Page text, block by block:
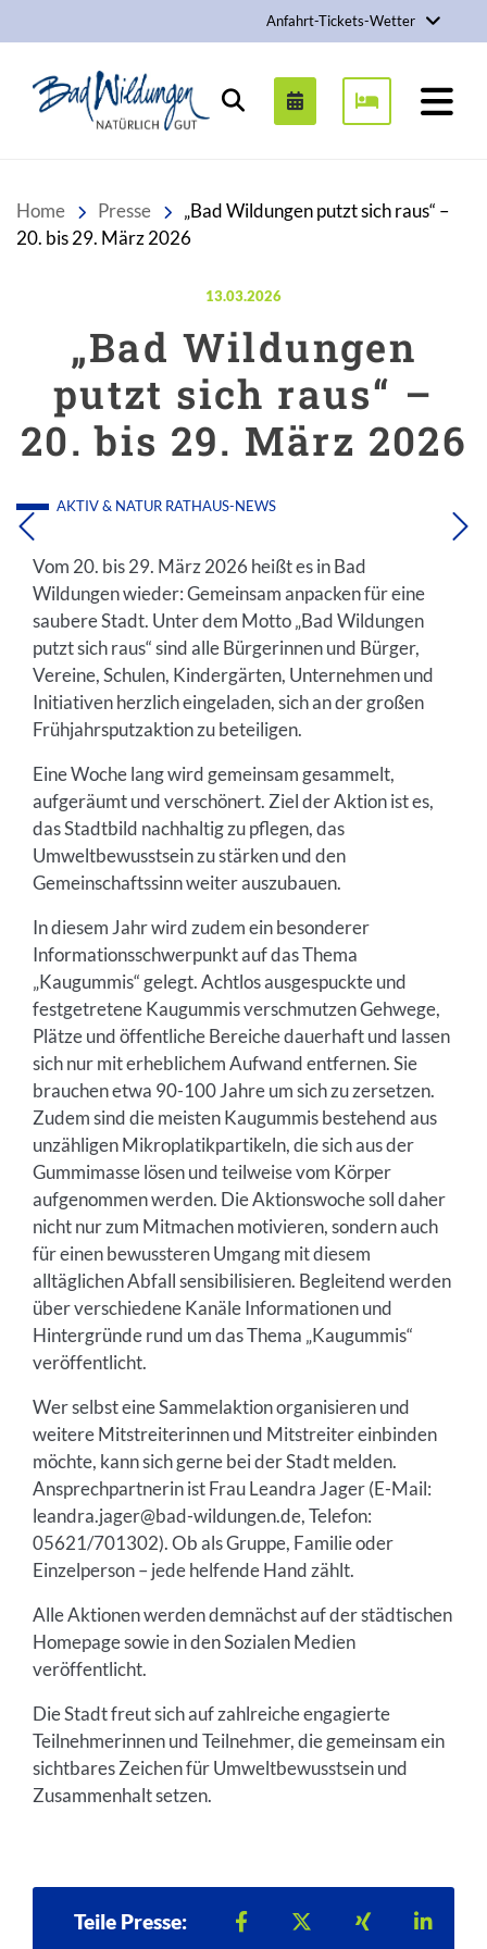
Anfahrt-Tickets-Wetter
Stadt Bad Wildungen
Suchen
Home Presse
„Bad Wildungen putzt sich raus“ –
20. bis 29. März 2026
Veröffentlicht am:
13.03.2026
„Bad Wildungen
putzt sich raus“ –
20. bis 29. März 2026
AKTIV & NATUR RATHAUS-NEWS
Vom 20. bis 29. März 2026 heißt es in Bad
Wildungen wieder: Gemeinsam anpacken für eine
saubere Stadt. Unter dem Motto „Bad Wildungen
putzt sich raus“ sind alle Bürgerinnen und Bürger,
Vereine, Schulen, Kindergärten, Unternehmen und
Initiativen herzlich eingeladen, sich an der großen
Frühjahrsputzaktion zu beteiligen.
Eine Woche lang wird gemeinsam gesammelt,
aufgeräumt und verschönert. Ziel der Aktion ist es,
das Stadtbild nachhaltig zu pflegen, das
Umweltbewusstsein zu stärken und den
Gemeinschaftssinn weiter auszubauen.
In diesem Jahr wird zudem ein besonderer
Informationsschwerpunkt auf das Thema
„Kaugummis“ gelegt. Achtlos ausgespuckte und
festgetretene Kaugummis verschmutzen Gehwege,
Plätze und öffentliche Bereiche dauerhaft und lassen
sich nur mit erheblichem Aufwand entfernen. Sie
brauchen etwa 90-100 Jahre um sich zu zersetzen.
Zudem sind die meisten Kaugummis bestehend aus
unzähligen Mikroplatikpartikeln, die sich aus der
Gummimasse lösen und teilweise vom Körper
aufgenommen werden. Die Aktionswoche soll daher
nicht nur zum Mitmachen motivieren, sondern auch
für einen bewussteren Umgang mit diesem
alltäglichen Abfall sensibilisieren. Begleitend werden
über verschiedene Kanäle Informationen und
Hintergründe rund um das Thema „Kaugummis“
veröffentlicht.
Wer selbst eine Sammelaktion organisieren und
weitere Mitstreiterinnen und Mitstreiter einbinden
möchte, kann sich gerne bei der Stadt melden.
Ansprechpartnerin ist Frau Leandra Jager (E-Mail:
leandra.jager@bad-wildungen.de, Telefon:
05621/701302). Ob als Gruppe, Familie oder
Einzelperson – jede helfende Hand zählt.
Alle Aktionen werden demnächst auf der städtischen
Homepage sowie in den Sozialen Medien
veröffentlicht.
Die Stadt freut sich auf zahlreiche engagierte
Teilnehmerinnen und Teilnehmer, die gemeinsam ein
sichtbares Zeichen für Umweltbewusstsein und
Zusammenhalt setzen.
Teile Presse: Teilen auf Facebook
Teilen auf X
Teilen auf